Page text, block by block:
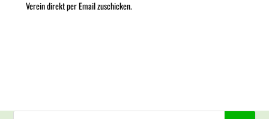
Verein direkt per Email zuschicken.